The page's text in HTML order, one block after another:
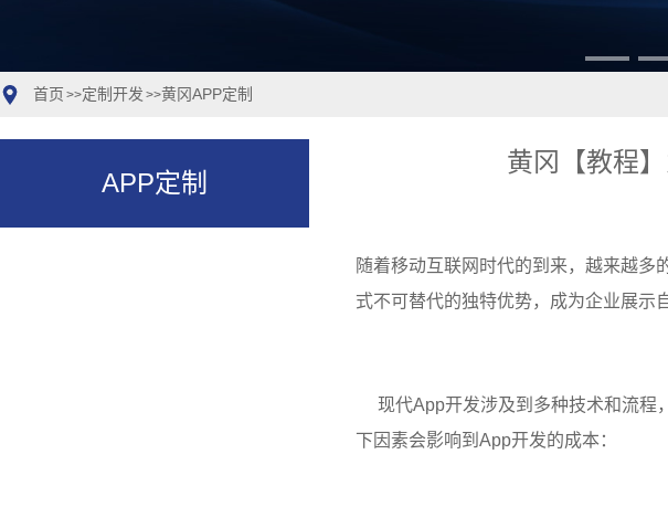
首页 >>定制开发 >>黄冈APP定制
APP定制
黄冈【教程
随着移动互联网时代的到来，越来越
式不可替代的独特优势，成为企业展示
现代App开发涉及到多种技术和流程
下因素会影响到App开发的成本：